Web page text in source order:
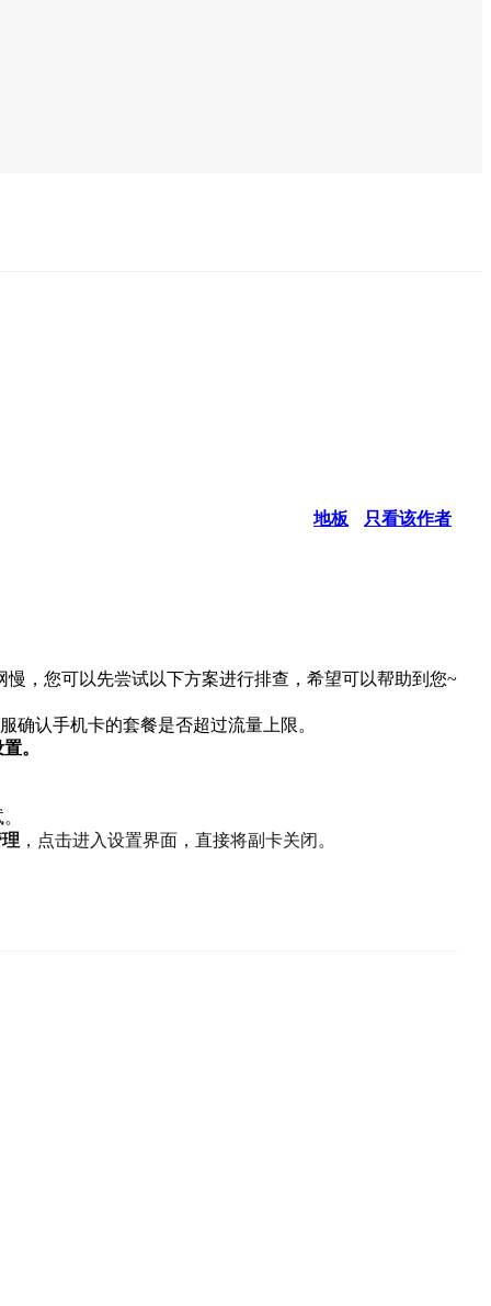
地板 只看该作者
，您可以先尝试以下方案进行排查，希望可以帮助到您~
确认手机卡的套餐是否超过流量上限。
。
，点击进入设置界面，直接将副卡关闭。